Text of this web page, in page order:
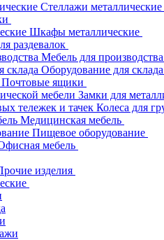
Стеллажи металлические
Шкафы металлические
раздевалок
Мебель для производства
Оборудование для склада
Почтовые ящики
Замки для
Колеса для
Медицинская мебель
Пищевое оборудование
мебель
изделия